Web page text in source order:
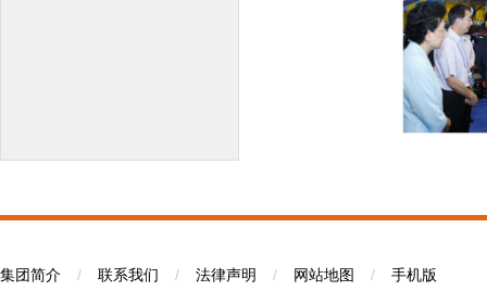
集团简介 / 联系我们 / 法律声明 / 网站地图 / 手机版